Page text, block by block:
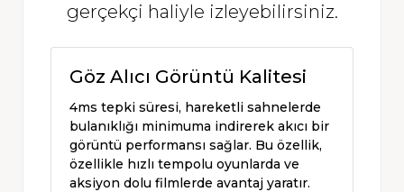
gerçekçi haliyle izleyebilirsiniz.
Göz Alıcı Görüntü Kalitesi
4ms tepki süresi, hareketli sahnelerde
bulanıklığı minimuma indirerek akıcı bir
görüntü performansı sağlar. Bu özellik,
özellikle hızlı tempolu oyunlarda ve
aksiyon dolu filmlerde avantaj yaratır.